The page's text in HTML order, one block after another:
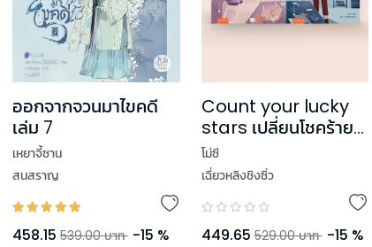
ออกจากจวนมาไขคดี
เล่ม 7
เหยาจี้ซาน
สนสราญ
458.15 539.00 บาท -15 %
Count your lucky
stars เปลี่ยนโชคร้าย
ให้กลายเป็นรัก เล่ม 1-2
(2 เล่มจบ)
โม่ซี
เฉี่ยวหลิงชิงซิ่ว
449.65 529.00 บาท -15 %